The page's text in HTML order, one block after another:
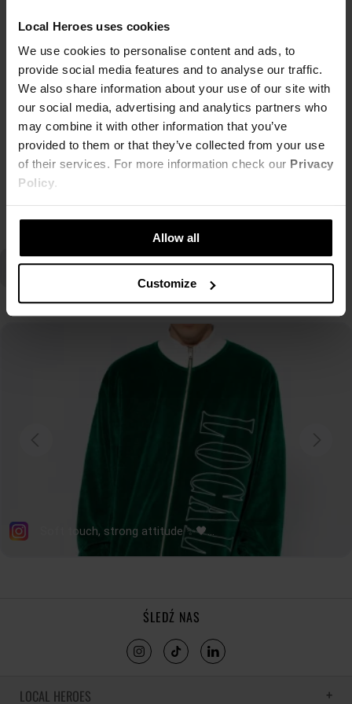
Local Heroes uses cookies
We use cookies to personalise content and ads, to
provide social media features and to analyse our traffic.
We also share information about your use of our site with
our social media, advertising and analytics partners who
may combine it with other information that you’ve
provided to them or that they’ve collected from your use
of their services. For more information check our Privacy
Policy.
Allow all
Customize
Brandowane breloki mogą być używane jako standardowy dodatek do kluczy lub
jako przywieszki dotorebek czysaszetek. Nasze breloczki to propozycja dla
wszystkich tych, którzy stawiają na stylowe gadżety. Od tej pory znalezienie kluczy
nie będzie żadnym problemem.
Czytaj więcej
ŚLEDŹ NAS
LOCAL HEROES